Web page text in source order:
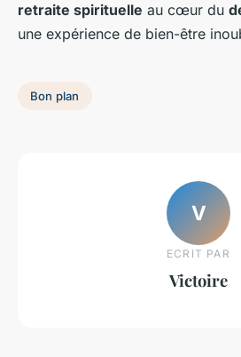
retraite spirituelle au cœur du
une expérience de bien-être
Bon plan
V
ECRIT PAR
Victoire